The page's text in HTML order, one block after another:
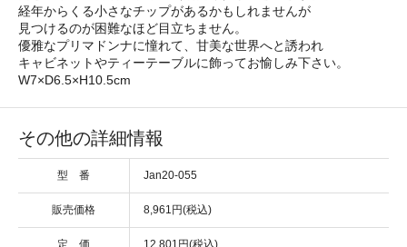
経年からくる小さなチップがあるかもしれませんが
見つけるのが困難なほど目立ちません。
優雅なプリマドンナに憧れて、甘美な世界へと誘われ
キャビネットやティーテーブルに飾ってお愉しみ下さい。
W7×D6.5×H10.5cm
その他の詳細情報
型 番 Jan20-055
販売価格 8,961円(税込)
定 価 12,801円(税込)